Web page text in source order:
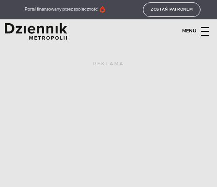
Portal finansowany przez społeczność ZOSTAŃ PATRONEM
MENU
REKLAMA